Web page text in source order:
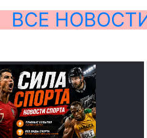
ВСЕ